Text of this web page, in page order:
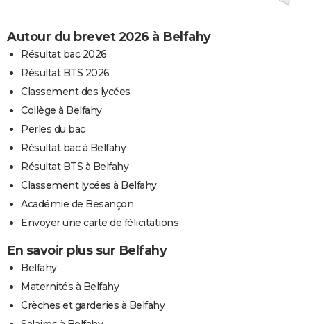
Autour du brevet 2026 à Belfahy
Résultat bac 2026
Résultat BTS 2026
Classement des lycées
Collège à Belfahy
Perles du bac
Résultat bac à Belfahy
Résultat BTS à Belfahy
Classement lycées à Belfahy
Académie de Besançon
Envoyer une carte de félicitations
En savoir plus sur Belfahy
Belfahy
Maternités à Belfahy
Crèches et garderies à Belfahy